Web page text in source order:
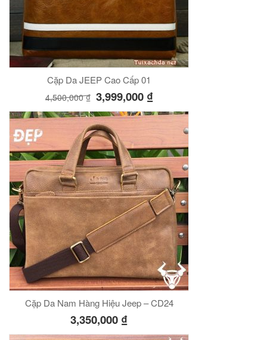
Cặp Da JEEP Cao Cấp 01
4,500,000₫ 3,999,000 ₫
Cặp Da Nam Hàng Hiệu Jeep – CD24
3,350,000 ₫